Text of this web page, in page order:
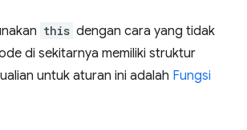
this dengan cara yang tidak
di sekitarnya memiliki struktur
untuk aturan ini adalah Fungsi